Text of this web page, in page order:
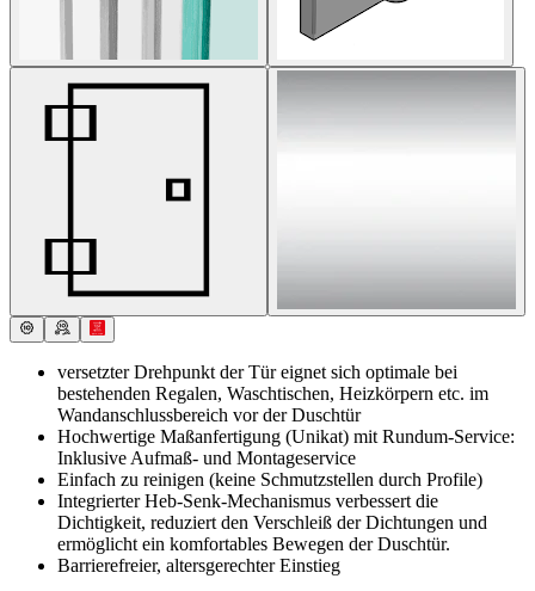
versetzter Drehpunkt der Tür eignet sich optimale bei
bestehenden Regalen, Waschtischen, Heizkörpern etc. im
Wandanschlussbereich vor der Duschtür
Hochwertige Maßanfertigung (Unikat) mit Rundum-Service:
Inklusive Aufmaß- und Montageservice
Einfach zu reinigen (keine Schmutzstellen durch Profile)
Integrierter Heb-Senk-Mechanismus verbessert die
Dichtigkeit, reduziert den Verschleiß der Dichtungen und
ermöglicht ein komfortables Bewegen der Duschtür.
Barrierefreier, altersgerechter Einstieg